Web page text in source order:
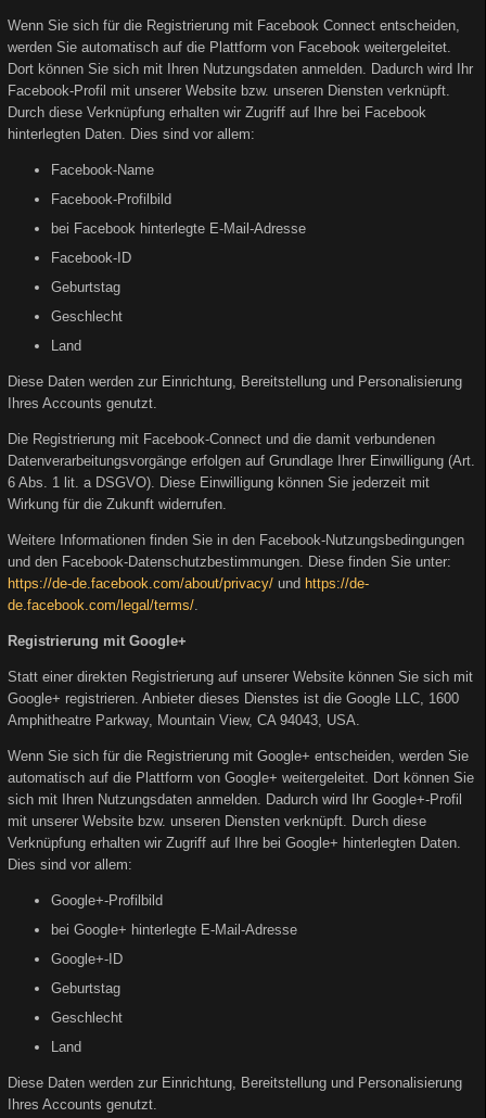
Wenn Sie sich für die Registrierung mit Facebook Connect entscheiden,
werden Sie automatisch auf die Plattform von Facebook weitergeleitet.
Dort können Sie sich mit Ihren Nutzungsdaten anmelden. Dadurch wird Ihr
Facebook-Profil mit unserer Website bzw. unseren Diensten verknüpft.
Durch diese Verknüpfung erhalten wir Zugriff auf Ihre bei Facebook
hinterlegten Daten. Dies sind vor allem:
Facebook-Name
Facebook-Profilbild
bei Facebook hinterlegte E-Mail-Adresse
Facebook-ID
Geburtstag
Geschlecht
Land
Diese Daten werden zur Einrichtung, Bereitstellung und Personalisierung
Ihres Accounts genutzt.
Die Registrierung mit Facebook-Connect und die damit verbundenen
Datenverarbeitungsvorgänge erfolgen auf Grundlage Ihrer Einwilligung (Art.
6 Abs. 1 lit. a DSGVO). Diese Einwilligung können Sie jederzeit mit
Wirkung für die Zukunft widerrufen.
Weitere Informationen finden Sie in den Facebook-Nutzungsbedingungen
und den Facebook-Datenschutzbestimmungen. Diese finden Sie unter:
https://de-de.facebook.com/about/privacy/ und https://de-
de.facebook.com/legal/terms/.
Registrierung mit Google+
Statt einer direkten Registrierung auf unserer Website können Sie sich mit
Google+ registrieren. Anbieter dieses Dienstes ist die Google LLC, 1600
Amphitheatre Parkway, Mountain View, CA 94043, USA.
Wenn Sie sich für die Registrierung mit Google+ entscheiden, werden Sie
automatisch auf die Plattform von Google+ weitergeleitet. Dort können Sie
sich mit Ihren Nutzungsdaten anmelden. Dadurch wird Ihr Google+-Profil
mit unserer Website bzw. unseren Diensten verknüpft. Durch diese
Verknüpfung erhalten wir Zugriff auf Ihre bei Google+ hinterlegten Daten.
Dies sind vor allem:
Google+-Profilbild
bei Google+ hinterlegte E-Mail-Adresse
Google+-ID
Geburtstag
Geschlecht
Land
Diese Daten werden zur Einrichtung, Bereitstellung und Personalisierung
Ihres Accounts genutzt.